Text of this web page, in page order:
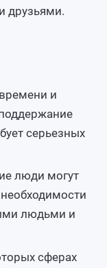
друзьями.
и
серьезных
люди могут
людьми и
сферах